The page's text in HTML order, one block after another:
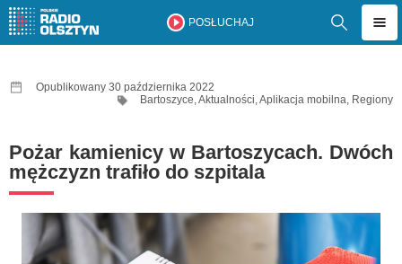
POSŁUCHAJ
Opublikowany 30 października 2022
Bartoszyce,Aktualności,Aplikacja mobilna, Regiony
Pożar kamienicy w Bartoszycach. Dwóch
mężczyzn trafiło do szpitala